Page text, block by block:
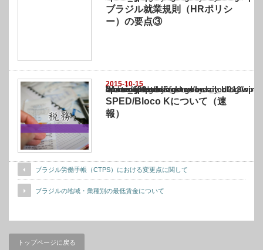
ブラジル就業規則（HRポリシ
ー）の要点③
2015-10-15
Warning
: Undefined array key "show_category" in
/home/netst/kuno-cpa.co.jp/public_html/brazil_blog/wp-content/themes/
on line183
SPED/Bloco Kについて（速
報）
ブラジル労働手帳（CTPS）における変更点に関して
ブラジルの地域・業種別の最低賃金について
トップページに戻る